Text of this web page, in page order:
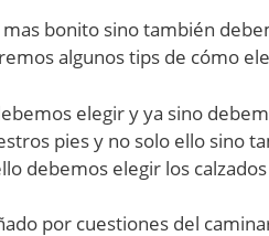
bonito sino también
algunos tips de cómo
elegir y ya sino
pies y no solo ello sino
debemos elegir los
por cuestiones del